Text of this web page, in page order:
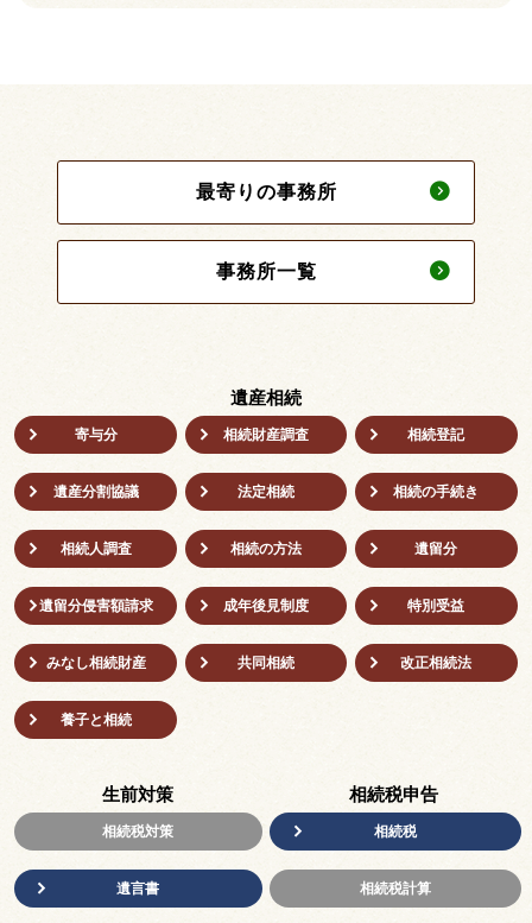
最寄りの事務所
事務所一覧
遺産相続
寄与分 相続財産調査 相続登記
遺産分割協議 法定相続 相続の⼿続き
相続人調査 相続の方法 遺留分
遺留分侵害額請求 成年後⾒制度 特別受益
みなし相続財産 共同相続 改正相続法
養子と相続
生前対策
相続税対策
遺言書
相続税申告
相続税
相続税計算